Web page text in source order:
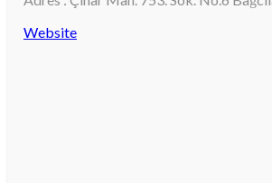
Website